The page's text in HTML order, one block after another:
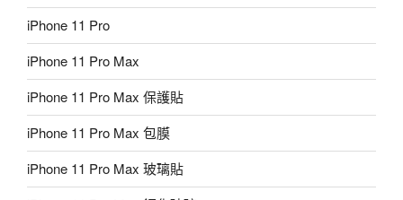
iPhone 11 Pro
iPhone 11 Pro Max
iPhone 11 Pro Max 保護貼
iPhone 11 Pro Max 包膜
iPhone 11 Pro Max 玻璃貼